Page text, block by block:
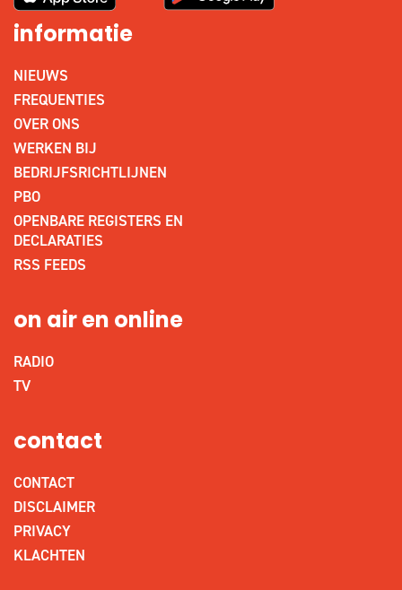
informatie
NIEUWS
FREQUENTIES
OVER ONS
WERKEN BIJ
BEDRIJFSRICHTLIJNEN
PBO
OPENBARE REGISTERS EN
DECLARATIES
RSS FEEDS
on air en online
RADIO
TV
contact
CONTACT
DISCLAIMER
PRIVACY
KLACHTEN